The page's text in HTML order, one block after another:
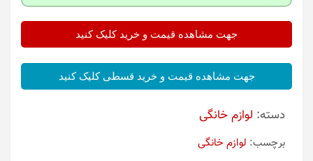
جهت مشاهده قیمت و خرید کلیک کنید
جهت مشاهده قیمت و خرید قسطی کلیک کنید
دسته: لوازم خانگی
برچسب: لوازم خانگی